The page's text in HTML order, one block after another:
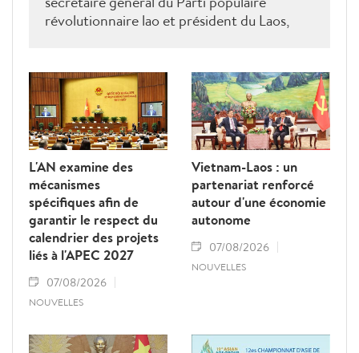
révolutionnaire lao et président du Laos,
parties ont réaffirmé leur volonté de
renforcer une coopération politico-militaire
étroite et efficace.
L'AN examine des
mécanismes
spécifiques afin de
garantir le respect du
calendrier des projets
liés à l'APEC 2027
07/08/2026
NOUVELLES
Vietnam-Laos : un
partenariat renforcé
autour d'une économie
autonome
07/08/2026
NOUVELLES